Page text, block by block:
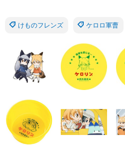
けものフレンズ ケロロ軍曹